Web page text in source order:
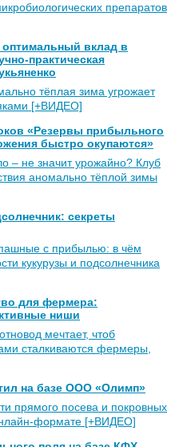
препаратов
вклад в
практическая
тёплая зима угрожает
[+ВИДЕО]
«Резервы прибыльного
быстро окупаются»
– не значит урожайно? Клуб
аномально тёплой зимы
секреты
с прибылью: в чём
кукурузы и подсолнечника
для фермера:
ниши
мечтает, чтоб
сталкиваются фермеры,
на базе ООО «Олимп»
прямого посева и покровных
формате [+ВИДЕО]